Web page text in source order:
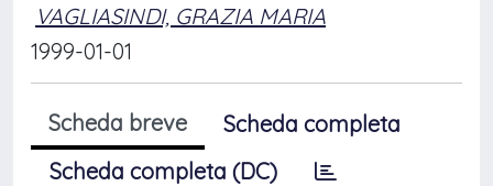
VAGLIASINDI, GRAZIA MARIA
1999-01-01
Scheda breve
Scheda completa
Scheda completa (DC)